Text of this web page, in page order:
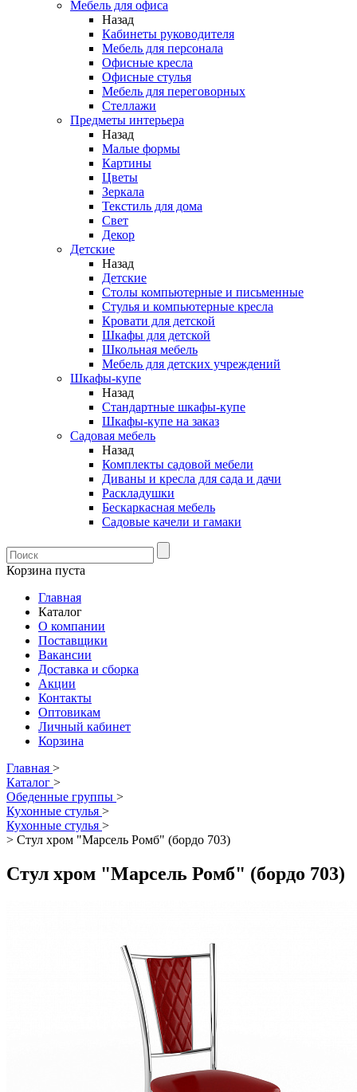
Мебель для офиса
Назад
Кабинеты руководителя
Мебель для персонала
Офисные кресла
Офисные стулья
Мебель для переговорных
Стеллажи
Предметы интерьера
Назад
Малые формы
Картины
Цветы
Зеркала
Текстиль для дома
Свет
Декор
Детские
Назад
Детские
Столы компьютерные и письменные
Стулья и компьютерные кресла
Кровати для детской
Шкафы для детской
Школьная мебель
Мебель для детских учреждений
Шкафы-купе
Назад
Стандартные шкафы-купе
Шкафы-купе на заказ
Садовая мебель
Назад
Комплекты садовой мебели
Диваны и кресла для сада и дачи
Раскладушки
Бескаркасная мебель
Садовые качели и гамаки
Корзина пуста
Главная
Каталог
О компании
Поставщики
Вакансии
Доставка и сборка
Акции
Контакты
Оптовикам
Личный кабинет
Корзина
Главная >
Каталог >
Обеденные группы >
Кухонные стулья >
Кухонные стулья >
> Стул хром "Марсель Ромб" (бордо 703)
Стул хром "Марсель Ромб" (бордо 703)